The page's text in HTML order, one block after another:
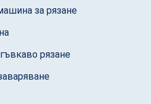
за рязане
рязане